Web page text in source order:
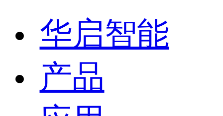
华启智能
产品
应用
支持